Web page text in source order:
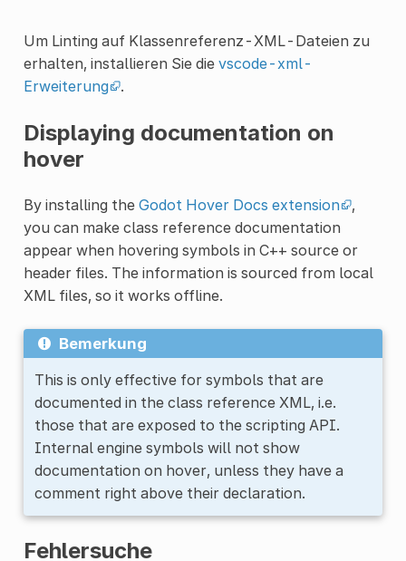
Um Linting auf Klassenreferenz-XML-Dateien zu
erhalten, installieren Sie die vscode-xml-
Erweiterung
.
Displaying documentation on
hover
By installing the Godot Hover Docs extension
,
you can make class reference documentation
appear when hovering symbols in C++ source or
header files. The information is sourced from local
XML files, so it works offline.
Bemerkung
This is only effective for symbols that are
documented in the class reference XML, i.e.
those that are exposed to the scripting API.
Internal engine symbols will not show
documentation on hover, unless they have a
comment right above their declaration.
Fehlersuche